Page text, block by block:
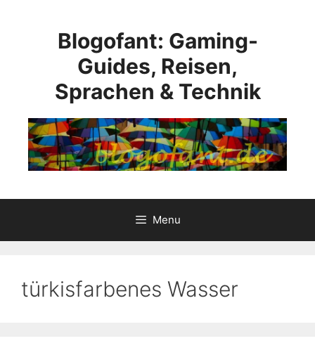
Blogofant: Gaming-
Guides, Reisen,
Sprachen & Technik
Menu
türkisfarbenes Wasser